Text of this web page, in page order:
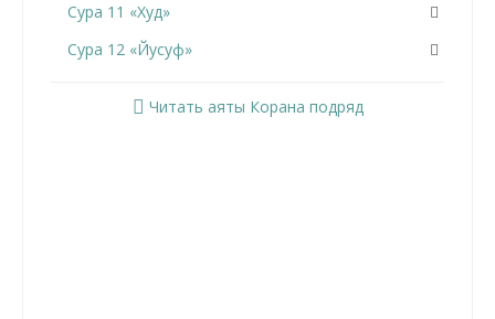
Сура 11 «Худ»
Сура 12 «Йусуф»
Читать аяты Корана подряд